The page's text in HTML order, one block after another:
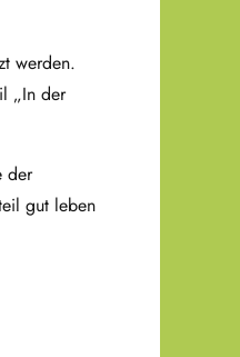
werden.
„In der
der
gut leben